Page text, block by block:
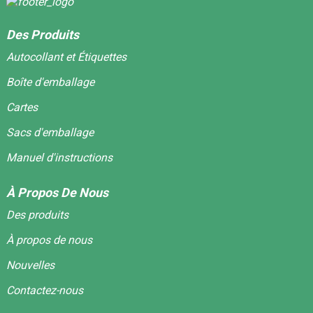
Des Produits
Autocollant et Étiquettes
Boîte d'emballage
Cartes
Sacs d'emballage
Manuel d'instructions
À Propos De Nous
Des produits
À propos de nous
Nouvelles
Contactez-nous